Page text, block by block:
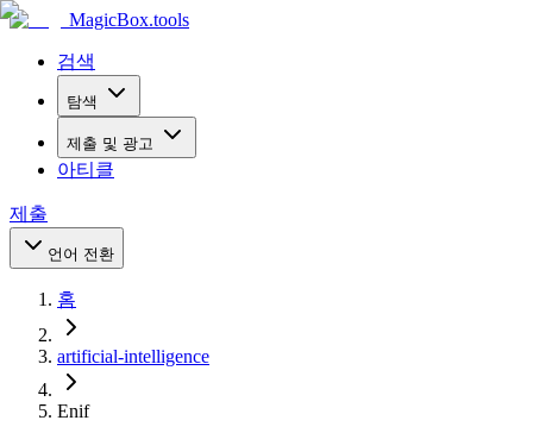
MagicBox.tools
검색
탐색
제출 및 광고
아티클
제출
언어 전환
홈
artificial-intelligence
Enif